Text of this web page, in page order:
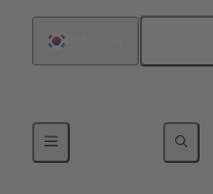
터미널 블록 커넥터